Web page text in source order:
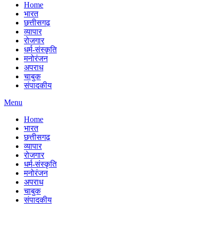
Home
भारत
छत्तीसगढ़
व्यापार
रोजगार
धर्म-संस्कृति
मनोरंजन
अपराध
चाबुक
संपादकीय
Menu
Home
भारत
छत्तीसगढ़
व्यापार
रोजगार
धर्म-संस्कृति
मनोरंजन
अपराध
चाबुक
संपादकीय